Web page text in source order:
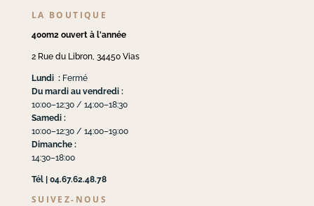
LA BOUTIQUE
400m2 ouvert à l'année
2 Rue du Libron, 34450 Vias
Lundi :Fermé
Du mardi au vendredi :
10:00–12:30 / 14:00–18:30
Samedi :
10:00–12:30 / 14:00–19:00
Dimanche :
14:30–18:00
Tél | 04.67.62.48.78
SUIVEZ-NOUS